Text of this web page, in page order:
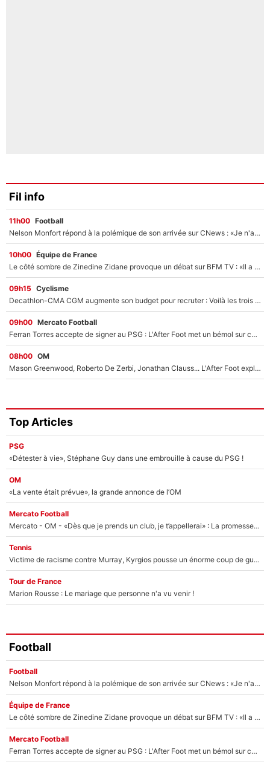
Fil info
11h00 Football
Nelson Monfort répond à la polémique de son arrivée sur CNews : «Je n'ai pas le sentiment d'être sur une chaîne d'extrême droite»
10h00 Équipe de France
Le côté sombre de Zinedine Zidane provoque un débat sur BFM TV : «Il a pris 14 cartons rouges»
09h15 Cyclisme
Decathlon-CMA CGM augmente son budget pour recruter : Voilà les trois premiers coureurs qui font rejoindre Paul Seixas en 2027 !
09h00 Mercato Football
Ferran Torres accepte de signer au PSG : L'After Foot met un bémol sur ce transfert, le champion du monde va couter trop cher ?
08h00 OM
Mason Greenwood, Roberto De Zerbi, Jonathan Clauss... L'After Foot explique pourquoi Medhi Benatia a craqué à l'OM !
Top Articles
PSG
«Détester à vie», Stéphane Guy dans une embrouille à cause du PSG !
OM
«La vente était prévue», la grande annonce de l’OM
Mercato Football
Mercato - OM - «Dès que je prends un club, je t’appellerai» : La promesse de Marcelino au moment de claquer la porte
Tennis
Victime de racisme contre Murray, Kyrgios pousse un énorme coup de gueule !
Tour de France
Marion Rousse : Le mariage que personne n'a vu venir !
Football
Football
Nelson Monfort répond à la polémique de son arrivée sur CNews : «Je n'ai pas le sentiment d'être sur une chaîne d'extrême droite»
Équipe de France
Le côté sombre de Zinedine Zidane provoque un débat sur BFM TV : «Il a pris 14 cartons rouges»
Mercato Football
Ferran Torres accepte de signer au PSG : L'After Foot met un bémol sur ce transfert, le champion du monde va couter trop cher ?